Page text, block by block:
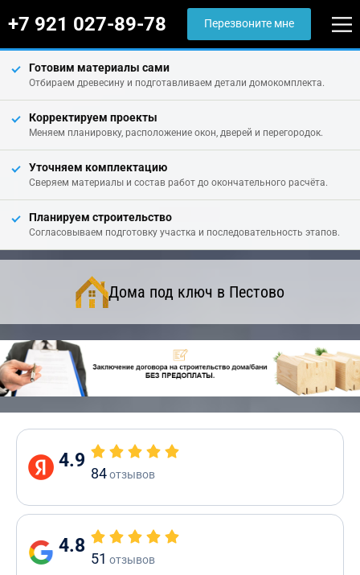
+7 921 027-89-78 Перезвоните мне
Готовим материалы сами
Отбираем древесину и подготавливаем детали домокомплекта.
Корректируем проекты
Меняем планировку, расположение окон, дверей и перегородок.
Уточняем комплектацию
Сверяем материалы и состав работ до окончательного расчёта.
Планируем строительство
Согласовываем подготовку участка и последовательность этапов.
Дома под ключ в Пестово
4.9
84отзывов
4.8
51 отзывов